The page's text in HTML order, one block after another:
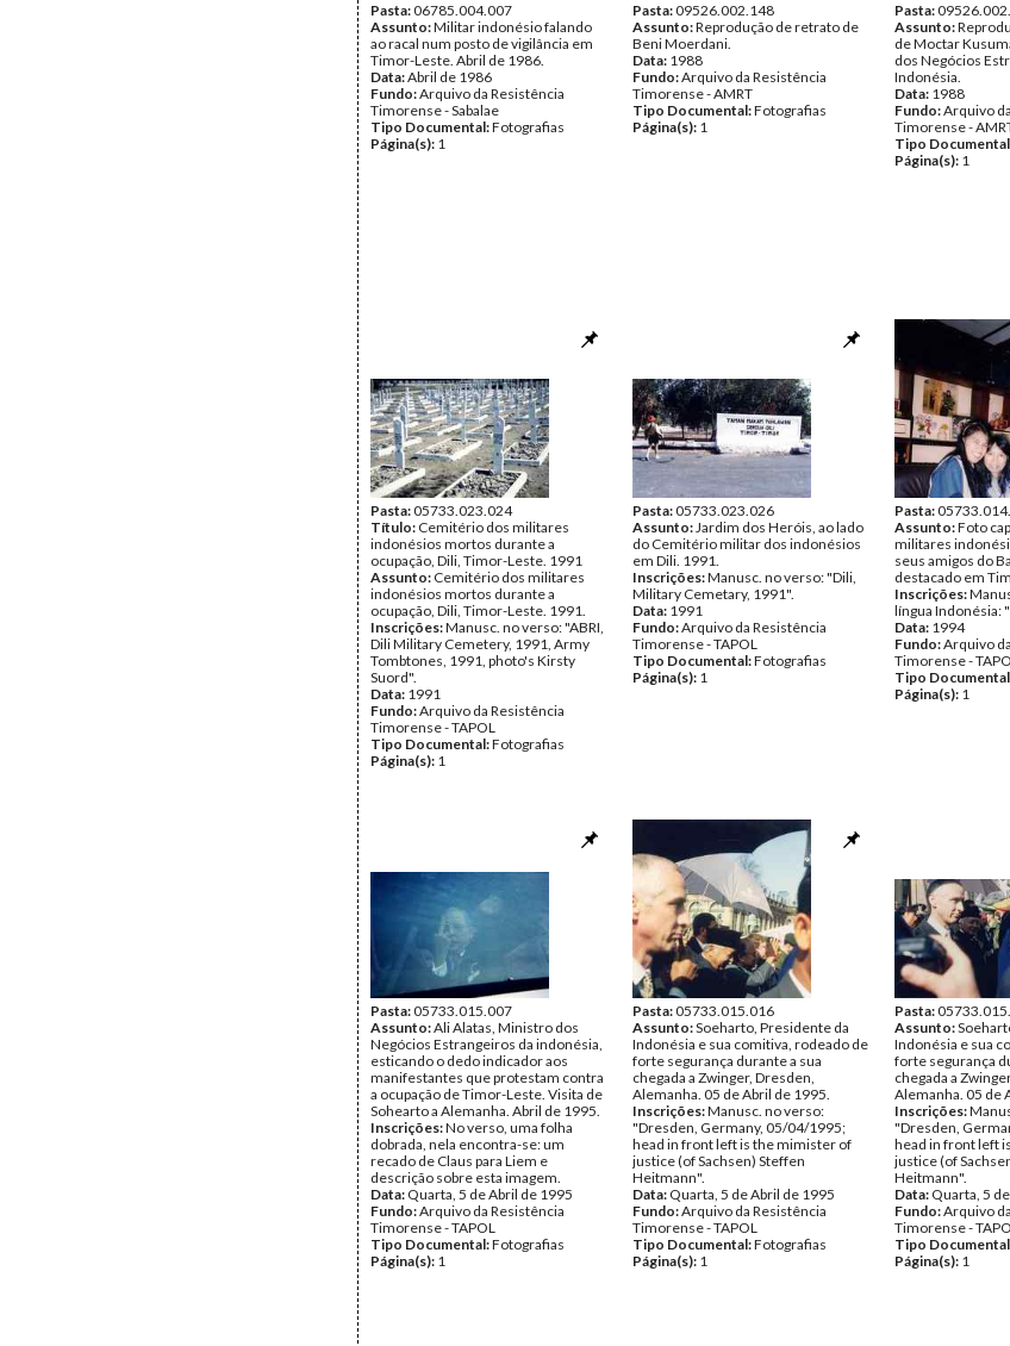
Pasta:06785.004.007
Assunto:Militar indonésio falando
ao racal num posto de vigilância em
Timor-Leste. Abril de 1986.
Data:Abril de 1986
Fundo:Arquivo da Resistência
Timorense - Sabalae
Tipo Documental:Fotografias
Página(s): 1
Pasta:09526.002.148
Assunto:Reprodução de retrato de
Beni Moerdani.
Data: 1988
Fundo:Arquivo da Resistência
Timorense - AMRT
Tipo Documental:Fotografias
Página(s): 1
Pasta:
Assunto:
de Moctar
dos Negócios
Indonésia.
Data: 1988
Fundo:Arquivo
Timorense -
Tipo
Página(s): 1
Pasta:05733.023.024
Título: Cemitério dos militares
indonésios mortos durante a
ocupação, Dili, Timor-Leste. 1991
Assunto: Cemitério dos militares
indonésios mortos durante a
ocupação, Dili, Timor-Leste. 1991.
Inscrições:Manusc. no verso: "ABRI,
Dili Military Cemetery, 1991, Army
Tombtones, 1991, photo's Kirsty
Suord".
Data: 1991
Fundo:Arquivo da Resistência
Timorense - TAPOL
Tipo Documental:Fotografias
Página(s): 1
Pasta:05733.023.026
Assunto:Jardim dos Heróis, ao lado
do Cemitério militar dos indonésios
em Dili. 1991.
Inscrições:Manusc. no verso: "Dili,
Military Cemetary, 1991".
Data: 1991
Fundo:Arquivo da Resistência
Timorense - TAPOL
Tipo Documental:Fotografias
Página(s): 1
Pasta:
Assunto:Foto
militares
seus amigos do
destacado em
Inscrições:
língua Indonésia:
Data: 1994
Fundo:Arquivo
Timorense -
Tipo
Página(s): 1
Pasta:05733.015.007
Assunto:Ali Alatas, Ministro dos
Negócios Estrangeiros da indonésia,
esticando o dedo indicador aos
manifestantes que protestam contra
a ocupação de Timor-Leste. Visita de
Sohearto a Alemanha. Abril de 1995.
Inscrições:No verso, uma folha
dobrada, nela encontra-se: um
recado de Claus para Liem e
descrição sobre esta imagem.
Data: Quarta, 5 de Abril de 1995
Fundo:Arquivo da Resistência
Timorense - TAPOL
Tipo Documental:Fotografias
Página(s): 1
Pasta:05733.015.016
Assunto:Soeharto, Presidente da
Indonésia e sua comitiva, rodeado de
forte segurança durante a sua
chegada a Zwinger, Dresden,
Alemanha. 05 de Abril de 1995.
Inscrições:Manusc. no verso:
"Dresden, Germany, 05/04/1995;
head in front left is the mimister of
justice (of Sachsen) Steffen
Heitmann".
Data: Quarta, 5 de Abril de 1995
Fundo:Arquivo da Resistência
Timorense - TAPOL
Tipo Documental:Fotografias
Página(s): 1
Pasta:
Assunto:
Indonésia e sua
forte segurança
chegada a
Alemanha. 05 de
Inscrições:
"Dresden,
head in front left
justice (of
Heitmann".
Data: Quarta, 5
Fundo:Arquivo
Timorense -
Tipo
Página(s): 1